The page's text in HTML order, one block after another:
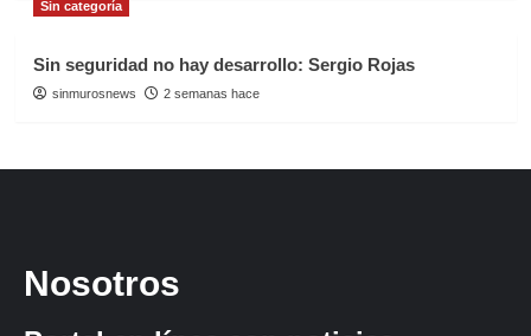
Sin categoría
Sin seguridad no hay desarrollo: Sergio Rojas
sinmurosnews 2 semanas hace
Nosotros